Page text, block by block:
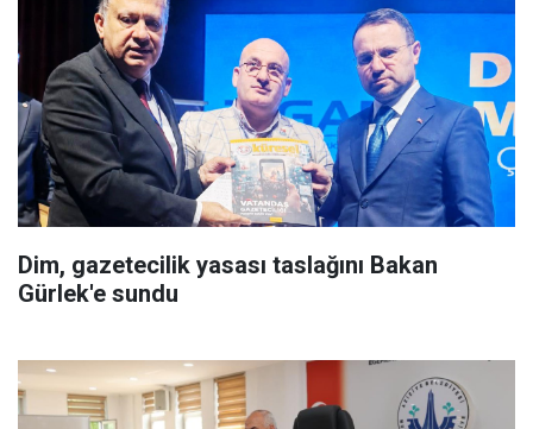
Dim, gazetecilik yasası taslağını Bakan
Gürlek'e sundu